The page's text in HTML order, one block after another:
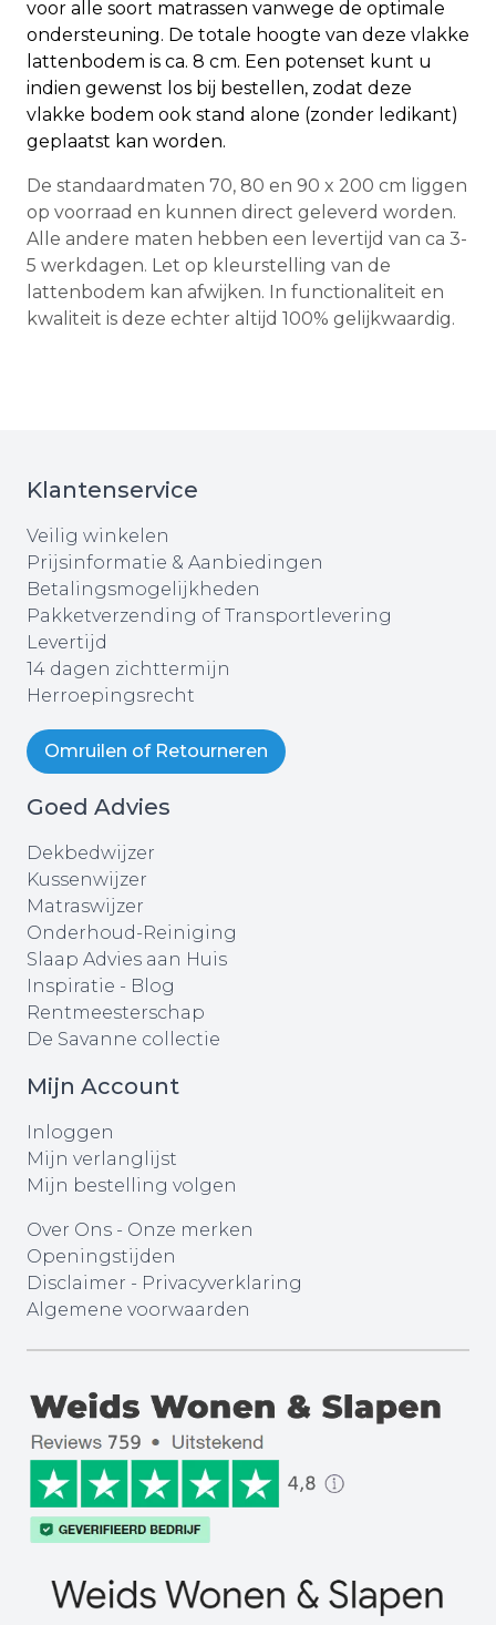
voor alle soort matrassen vanwege de optimale
ondersteuning. De totale hoogte van deze vlakke
lattenbodem is ca. 8 cm. Een potenset kunt u
indien gewenst los bij bestellen, zodat deze
vlakke bodem ook stand alone (zonder ledikant)
geplaatst kan worden.
De standaardmaten 70, 80 en 90 x 200 cm liggen
op voorraad en kunnen direct geleverd worden.
Alle andere maten hebben een levertijd van ca 3-
5 werkdagen. Let op kleurstelling van de
lattenbodem kan afwijken. In functionaliteit en
kwaliteit is deze echter altijd 100% gelijkwaardig.
Klantenservice
Veilig winkelen
Prijsinformatie & Aanbiedingen
Betalingsmogelijkheden
Pakketverzending of Transportlevering
Levertijd
14 dagen zichttermijn
Herroepingsrecht
Omruilen of Retourneren
Goed Advies
Dekbedwijzer
Kussenwijzer
Matraswijzer
Onderhoud-Reiniging
Slaap Advies aan Huis
Inspiratie - Blog
Rentmeesterschap
De Savanne collectie
Mijn Account
Inloggen
Mijn verlanglijst
Mijn bestelling volgen
Over Ons - Onze merken
Openingstijden
Disclaimer - Privacyverklaring
Algemene voorwaarden